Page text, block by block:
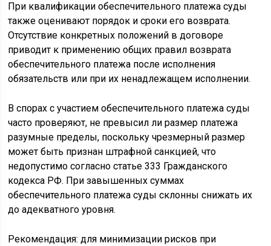
При квалификации обеспечительного платежа суды
также оценивают порядок и сроки его возврата.
Отсутствие конкретных положений в договоре
приводит к применению общих правил возврата
обеспечительного платежа после исполнения
обязательств или при их ненадлежащем исполнении.
В спорах с участием обеспечительного платежа суды
часто проверяют, не превысил ли размер платежа
разумные пределы, поскольку чрезмерный размер
может быть признан штрафной санкцией, что
недопустимо согласно статье 333 Гражданского
кодекса РФ. При завышенных суммах
обеспечительного платежа суды склонны снижать их
до адекватного уровня.
Рекомендация: для минимизации рисков при